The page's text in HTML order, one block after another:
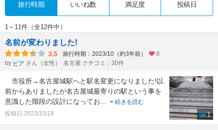
旅行時期 いいね数 満足度 投稿日
1～11件（全12件中）
名前が変わりました!
3.5 旅行時期：2023/10（約3年前）
0
by ビア さん（女性） 名古屋 クチコミ：30件
市役所→名古屋城駅へと駅名変更になりました!以
前からありましたが名古屋城最寄りの駅という事を
意識した階段の設計になってお
続きを読む
投稿日:2023/10/18
1